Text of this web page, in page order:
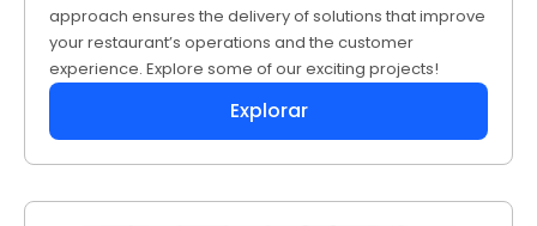
approach ensures the delivery of solutions that improve
your restaurant’s operations and the customer
experience. Explore some of our exciting projects!
Explorar